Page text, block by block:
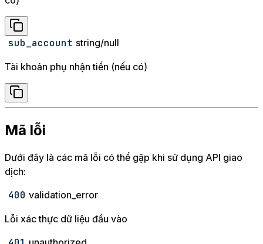
sub_account string/null
Tài khoản phụ nhận tiền (nếu có)
Mã lỗi
Dưới đây là các mã lỗi có thể gặp khi sử dụng API giao
dịch:
400 validation_error
Lỗi xác thực dữ liệu đầu vào